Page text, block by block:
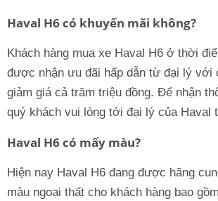
Haval H6 có khuyến mãi không?
Khách hàng mua xe Haval H6 ở thời
được nhận ưu đãi hấp dẫn từ đại lý với
giảm giá cả trăm triệu đồng. Để nhận
quý khách vui lòng tới đại lý của Haval
Haval H6 có mấy màu?
Hiện nay Haval H6 đang được hãng
màu ngoại thất cho khách hàng bao